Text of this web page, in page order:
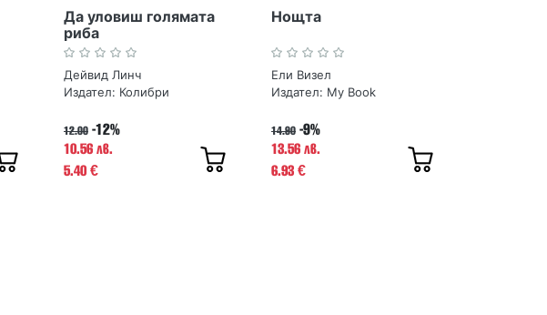
Да уловиш голямата
риба
Дейвид Линч
Издател: Колибри
12.00 -12%
10.56 лв.
5.40 €
Нощта
Ели Визел
Издател: My Book
14.90 -9%
13.56 лв.
6.93 €